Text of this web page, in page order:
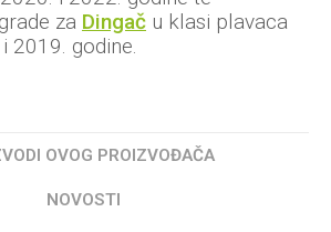
za Dingač u klasi plavaca
2019. godine.
OVOG PROIZVOĐAČA
NOVOSTI